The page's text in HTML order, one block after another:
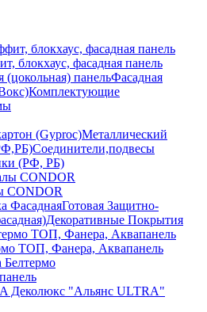
блокхаус, фасадная панель
(цокольная) панельФасадная
Комплектующие
(Gyproc)Металлический
Соединители,подвесы
(РФ, РБ)
CONDOR
ФасаднаяГотовая Защитно-
Декоративные Покрытия
ТОП, Фанера, Аквапанель
Белтермо